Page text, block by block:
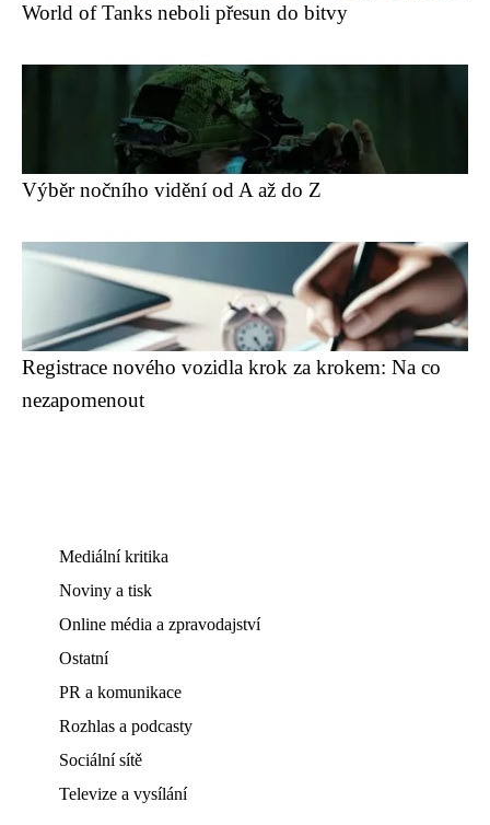
World of Tanks neboli přesun do bitvy
Výběr nočního vidění od A až do Z
Registrace nového vozidla krok za krokem: Na co
nezapomenout
Mediální kritika
Noviny a tisk
Online média a zpravodajství
Ostatní
PR a komunikace
Rozhlas a podcasty
Sociální sítě
Televize a vysílání